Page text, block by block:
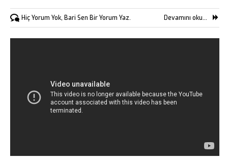
Hiç Yorum Yok, Bari Sen Bir Yorum Yaz. Devamını oku...